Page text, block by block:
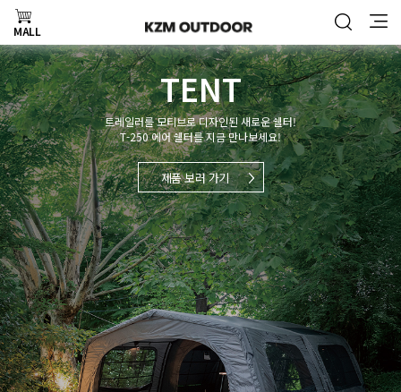
MALL
제품 보러 가기
TENT
트레일러를 모티브로 디자인된 새로운 쉘터!
T-250 에어 쉘터를 지금 만나보세요!
제품 보러 가기
제품 보러 가기
제품 보러 가기
제품 보러 가기
제품 보러 가기
제품 보러 가기
자세히 보기